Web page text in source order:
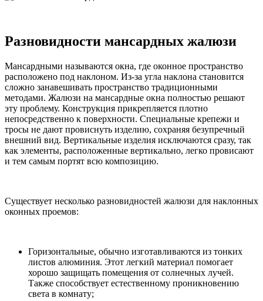
Разновидности мансардных жалюзи
Мансардными называются окна, где оконное пространство
расположено под наклоном. Из-за угла наклона становится
сложно занавешивать пространство традиционными
методами. Жалюзи на мансардные окна полностью решают
эту проблему. Конструкция прикрепляется плотно
непосредственно к поверхности. Специальные крепежи и
тросы не дают провиснуть изделию, сохраняя безупречный
внешний вид. Вертикальные изделия исключаются сразу, так
как элементы, расположенные вертикально, легко провисают
и тем самым портят всю композицию.
Существует несколько разновидностей жалюзи для наклонных
оконных проемов:
Горизонтальные, обычно изготавливаются из тонких
листов алюминия. Этот легкий материал помогает
хорошо защищать помещения от солнечных лучей.
Также способствует естественному проникновению
света в комнату;